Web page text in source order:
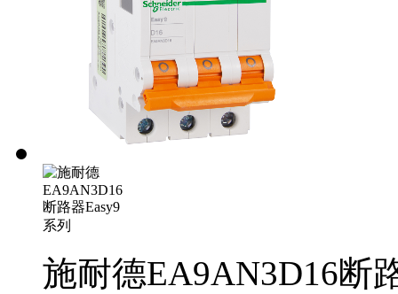
施耐德EA9AN3D16断